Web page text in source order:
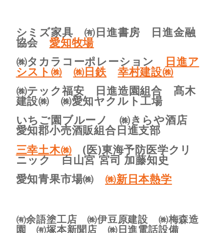
シミズ家具 ㈲日進書房 日進金融
協会 愛知牧場
㈱タカラコーポレーション
日進ア
シスト㈱ ㈱日鉄
幸村建設㈱
㈱テック福安 日進造園組合 髙木
建設㈱ ㈱愛知ヤクルト工場
いちご園ブルーノ ㈱きらや酒店
愛知郡小売酒販組合日進支部
三幸土木㈱ (医)東海予防医学クリ
ニック 白山宮 宮司 加藤知史
愛知青果市場㈱ ㈱新日本熱学
㈲余語塗工店 ㈱伊豆原建設 ㈱梅森造
園 ㈲塚本新聞店 ㈱日進電話設備